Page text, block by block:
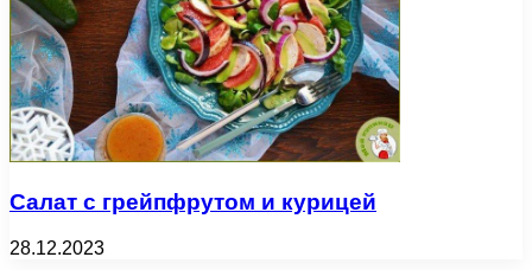
Салат с грейпфрутом и курицей
28.12.2023